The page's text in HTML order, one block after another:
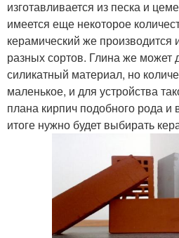
изготавливается из песка и
имеется еще некоторое
керамический же
разных сортов. Глина же может
силикатный материал, но
маленькое, и для устройства
плана кирпич подобного рода и
итоге нужно будет выбирать